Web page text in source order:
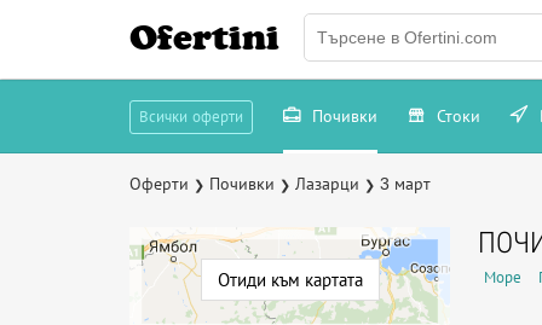
Ofertini
Всички оферти Почивки Стоки
Оферти ❯ Почивки ❯ Лазарци ❯ 3 март
Отиди към картата Море